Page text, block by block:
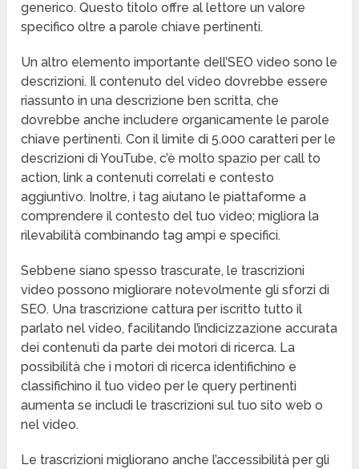
generico. Questo titolo offre al lettore un valore
specifico oltre a parole chiave pertinenti.
Un altro elemento importante dell’SEO video sono le
descrizioni. Il contenuto del video dovrebbe essere
riassunto in una descrizione ben scritta, che
dovrebbe anche includere organicamente le parole
chiave pertinenti. Con il limite di 5.000 caratteri per le
descrizioni di YouTube, c’è molto spazio per call to
action, link a contenuti correlati e contesto
aggiuntivo. Inoltre, i tag aiutano le piattaforme a
comprendere il contesto del tuo video; migliora la
rilevabilità combinando tag ampi e specifici.
Sebbene siano spesso trascurate, le trascrizioni
video possono migliorare notevolmente gli sforzi di
SEO. Una trascrizione cattura per iscritto tutto il
parlato nel video, facilitando l’indicizzazione accurata
dei contenuti da parte dei motori di ricerca. La
possibilità che i motori di ricerca identifichino e
classifichino il tuo video per le query pertinenti
aumenta se includi le trascrizioni sul tuo sito web o
nel video.
Le trascrizioni migliorano anche l’accessibilità per gli